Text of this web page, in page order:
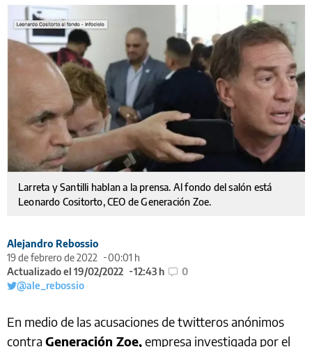
Larreta y Santilli hablan a la prensa. Al fondo del salón está
Leonardo Cositorto, CEO de Generación Zoe.
Alejandro Rebossio
19 de febrero de 2022
00:01 h
Actualizado el 19/02/2022
12:43 h
0
@ale_rebossio
En medio de las acusaciones de twitteros anónimos
contra Generación Zoe,empresa investigada por el